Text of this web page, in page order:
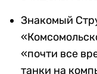
Знакомый
«почти все
танки на